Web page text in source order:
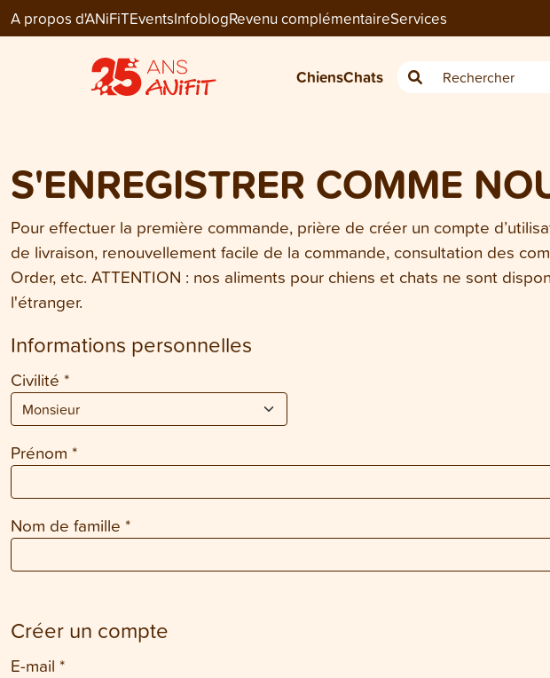
A propos d'ANiFiTEventsInfoblogRevenu complémentaireServices
ChiensChats
S'ENREGISTRER COMME
Pour effectuer la première commande, prière de créer un compte
de livraison, renouvellement facile de la commande, consultation des
Order, etc. ATTENTION : nos aliments pour chiens et chats ne sont
l'étranger.
Informations personnelles
Civilité *
Prénom *
Nom de famille *
Créer un compte
E-mail *